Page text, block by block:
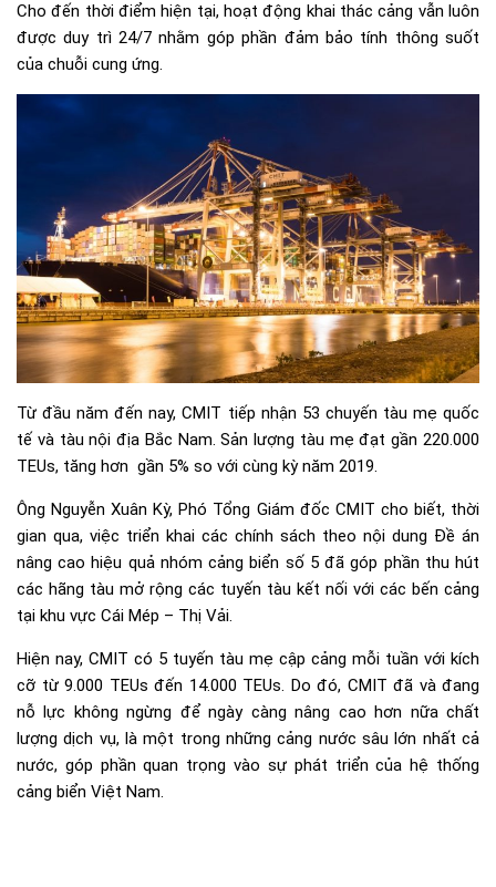
Cho đến thời điểm hiện tại, hoạt động khai thác cảng vẫn luôn
được duy trì 24/7 nhằm góp phần đảm bảo tính thông suốt
của chuỗi cung ứng.
Từ đầu năm đến nay, CMIT tiếp nhận 53 chuyến tàu mẹ quốc
tế và tàu nội địa Bắc Nam. Sản lượng tàu mẹ đạt gần 220.000
TEUs, tăng hơn gần 5% so với cùng kỳ năm 2019.
Ông Nguyễn Xuân Kỳ, Phó Tổng Giám đốc CMIT cho biết, thời
gian qua, việc triển khai các chính sách theo nội dung Đề án
nâng cao hiệu quả nhóm cảng biển số 5 đã góp phần thu hút
các hãng tàu mở rộng các tuyến tàu kết nối với các bến cảng
tại khu vực Cái Mép – Thị Vải.
Hiện nay, CMIT có 5 tuyến tàu mẹ cập cảng mỗi tuần với kích
cỡ từ 9.000 TEUs đến 14.000 TEUs. Do đó, CMIT đã và đang
nỗ lực không ngừng để ngày càng nâng cao hơn nữa chất
lượng dịch vụ, là một trong những cảng nước sâu lớn nhất cả
nước, góp phần quan trọng vào sự phát triển của hệ thống
cảng biển Việt Nam.